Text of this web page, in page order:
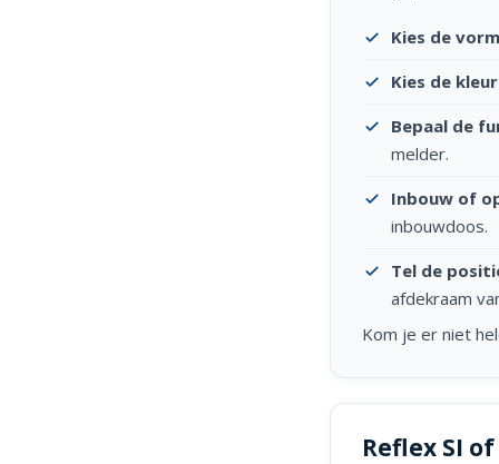
Kies de
Kies de
Bepaal de
melder.
Inbouw of
inbouwdoos.
Tel de
afdekraam
Kom je er niet
Reflex SI